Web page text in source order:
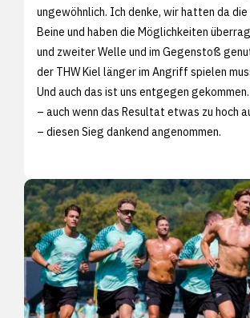
ungewöhnlich. Ich denke, wir hatten da
Beine und haben die Möglichkeiten
und zweiter Welle und im Gegenstoß
der THW Kiel länger im Angriff spielen
Und auch das ist uns entgegen
– auch wenn das Resultat etwas zu hoch
– diesen Sieg dankend angenommen.